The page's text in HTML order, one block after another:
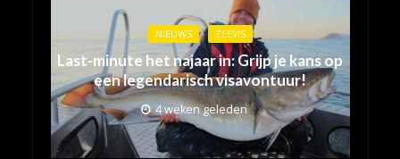
NIEUWS ZEEVIS
Last-minute het najaar in: Grijp je kans op
een legendarisch visavontuur!
4 weken geleden